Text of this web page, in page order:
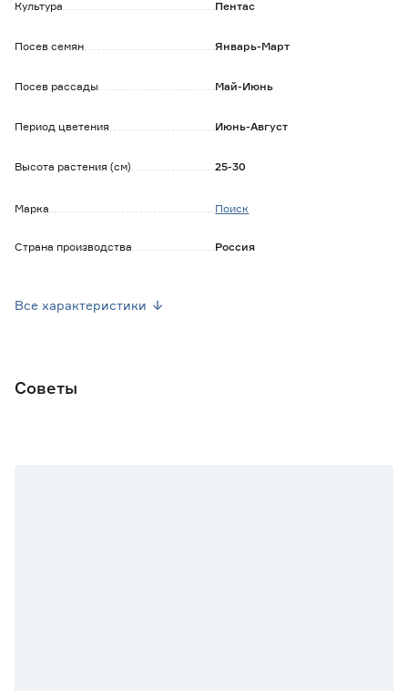
Культура Пентас
Посев семян Январь-Март
Посев рассады Май-Июнь
Период цветения Июнь-Август
Высота растения (см) 25-30
Марка Поиск
Страна производства Россия
Все характеристики
Советы